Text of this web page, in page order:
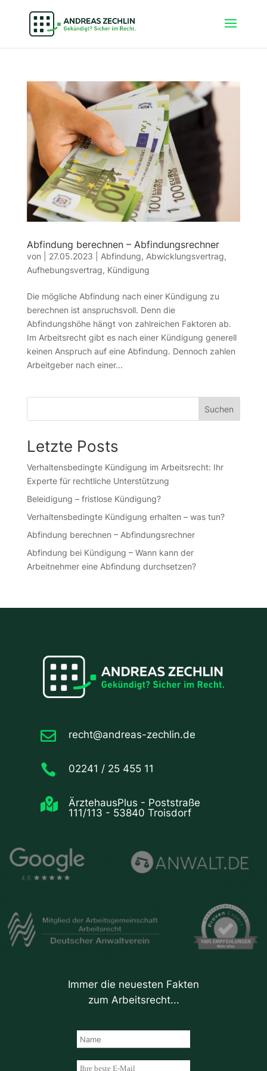
Abfindung berechnen – Abfindungsrechner
von 27.05.2023 Abfindung, Abwicklungsvertrag,
Aufhebungsvertrag, Kündigung
Die mögliche Abfindung nach einer Kündigung zu
berechnen ist anspruchsvoll. Denn die
Abfindungshöhe hängt von zahlreichen Faktoren ab.
Im Arbeitsrecht gibt es nach einer Kündigung generell
keinen Anspruch auf eine Abfindung. Dennoch zahlen
Arbeitgeber nach einer...
Suchen
Letzte Posts
Verhaltensbedingte Kündigung im Arbeitsrecht: Ihr
Experte für rechtliche Unterstützung
Beleidigung – fristlose Kündigung?
Verhaltensbedingte Kündigung erhalten – was tun?
Abfindung berechnen – Abfindungsrechner
Abfindung bei Kündigung – Wann kann der
Arbeitnehmer eine Abfindung durchsetzen?
 recht@andreas-zechlin.de
 02241 / 25 455 11

ÄrztehausPlus - Poststraße
111/113 - 53840 Troisdorf
Immer die neuesten Fakten
zum Arbeitsrecht...